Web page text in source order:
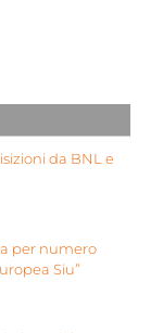
da BNL e
per numero
Siu”